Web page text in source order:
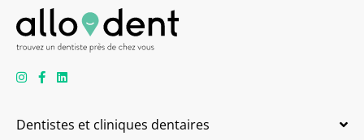
Dentistes et cliniques dentaires